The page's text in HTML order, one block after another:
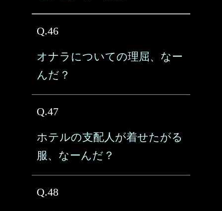
Q.46
オナラについての理屈、なー
んだ？
Q.47
ホテルの支配人が着せたがる
服、なーんだ？
Q.48